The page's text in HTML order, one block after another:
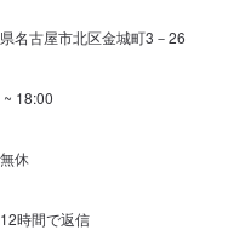
名古屋市北区金城町3－26
18:00
休
時間で返信